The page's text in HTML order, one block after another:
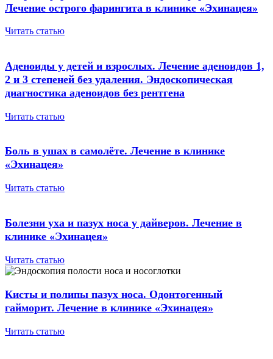
Лечение острого фарингита в клинике «Эхинацея»
Читать статью
Аденоиды у детей и взрослых. Лечение аденоидов 1,
2 и 3 степеней без удаления. Эндоскопическая
диагностика аденоидов без рентгена
Читать статью
Боль в ушах в самолёте. Лечение в клинике
«Эхинацея»
Читать статью
Болезни уха и пазух носа у дайверов. Лечение в
клинике «Эхинацея»
Читать статью
Кисты и полипы пазух носа. Одонтогенный
гайморит. Лечение в клинике «Эхинацея»
Читать статью